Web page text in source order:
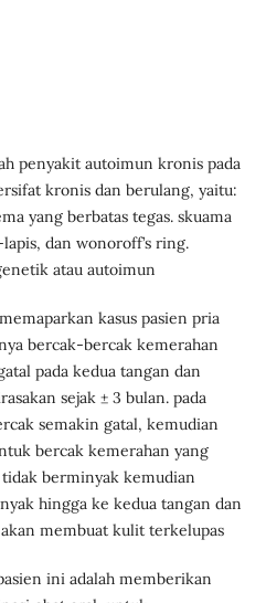
penyakit autoimun kronis pada
kronis dan berulang, yaitu:
yang berbatas tegas. skuama
dan wonoroff’s ring.
atau autoimun
kasus pasien pria
bercak-bercak kemerahan
pada kedua tangan dan
sejak ± 3 bulan. pada
semakin gatal, kemudian
bercak kemerahan yang
berminyak kemudian
hingga ke kedua tangan dan
membuat kulit terkelupas
ini adalah memberikan